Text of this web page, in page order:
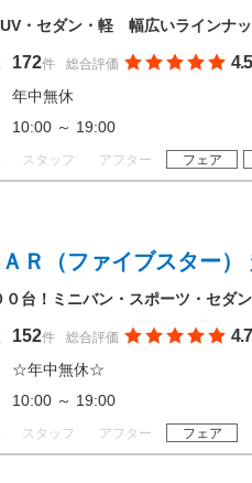
・セダン・軽 幅広いラインナ
172件 総合評価 4.5
年中無休
10:00 ～ 19:00
スタッフ アフター フェア
Ｒ（ファイブスター）
台！ミニバン・スポーツ・セダ
152件 総合評価 4.7
☆年中無休☆
10:00 ～ 19:00
スタッフ アフター フェア